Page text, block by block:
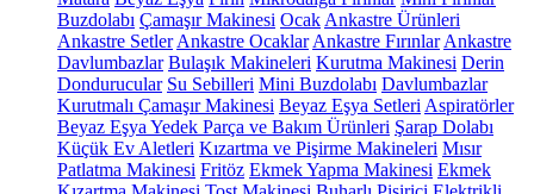
Buzdolabı Çamaşır Makinesi Ocak Ankastre Ürünleri
Ankastre Setler Ankastre Ocaklar Ankastre Fırınlar Ankastre
Davlumbazlar Bulaşık Makineleri Kurutma Makinesi Derin
Dondurucular Su Sebilleri Mini Buzdolabı Davlumbazlar
Kurutmalı Çamaşır Makinesi Beyaz Eşya Setleri Aspiratörler
Beyaz Eşya Yedek Parça ve Bakım Ürünleri Şarap Dolabı
Küçük Ev Aletleri Kızartma ve Pişirme Makineleri Mısır
Patlatma Makinesi Fritöz Ekmek Yapma Makinesi Ekmek